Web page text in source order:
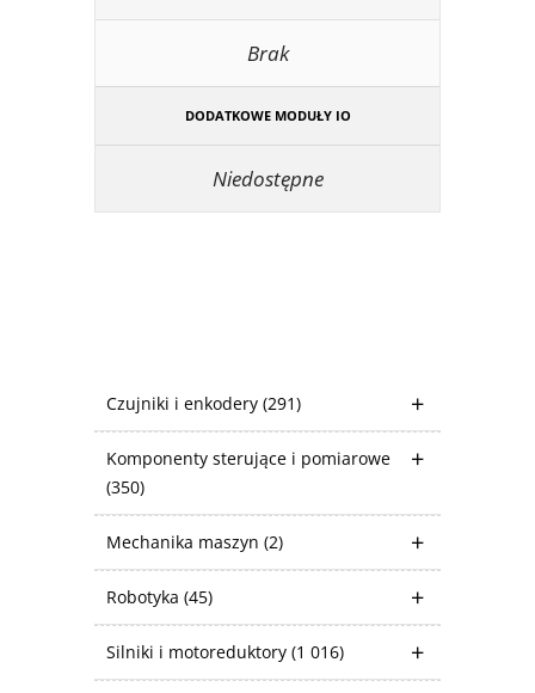
Czujniki i enkodery (291)
Komponenty sterujące i pomiarowe
(350)
Mechanika maszyn (2)
Robotyka (45)
Silniki i motoreduktory (1 016)
Brak
DODATKOWE MODUŁY IO
Niedostępne